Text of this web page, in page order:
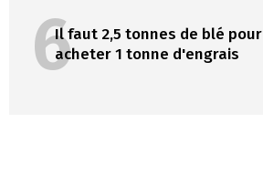
6Il faut 2,5 tonnes de blé pour
acheter 1 tonne d'engrais